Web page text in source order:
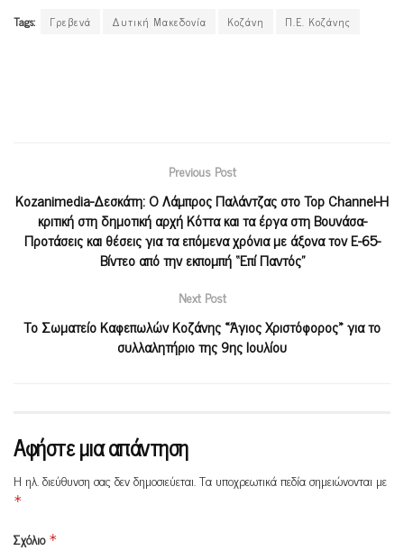
Tags: Γρεβενά Δυτική Μακεδονία Κοζάνη Π.Ε. Κοζάνης
Previous Post
Kozanimedia-Δεσκάτη: Ο Λάμπρος Παλάντζας στο Top Channel-Η
κριτική στη δημοτική αρχή Κόττα και τα έργα στη Βουνάσα-
Προτάσεις και θέσεις για τα επόμενα χρόνια με άξονα τον Ε-65-
Βίντεο από την εκπομπή “Επί Παντός”
Next Post
Το Σωματείο Καφεπωλών Κοζάνης «Άγιος Χριστόφορος» για το
συλλαλητήριο της 9ης Ιουλίου
Αφήστε μια απάντηση
Η ηλ. διεύθυνση σας δεν δημοσιεύεται.Τα υποχρεωτικά πεδία σημειώνονται με
*
Σχόλιο *